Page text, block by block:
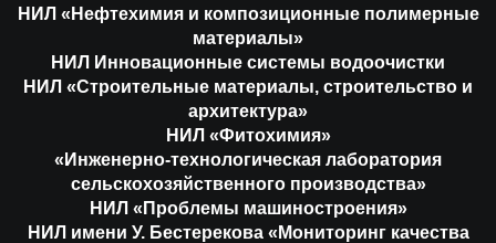
НИЛ «Нефтехимия и композиционные полимерные
материалы»
НИЛ Инновационные системы водоочистки
НИЛ «Строительные материалы, строительство и
архитектура»
НИЛ «Фитохимия»
«Инженерно-технологическая лаборатория
сельскохозяйственного производства»
НИЛ «Проблемы машиностроения»
НИЛ имени У. Бестерекова «Мониторинг качества